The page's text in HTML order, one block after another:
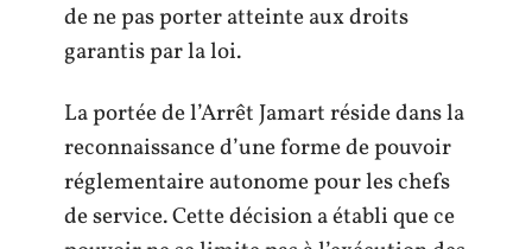
de ne pas porter atteinte aux droits
garantis par la loi.
La portée de l’Arrêt Jamart réside dans la
reconnaissance d’une forme de pouvoir
réglementaire autonome pour les chefs
de service. Cette décision a établi que ce